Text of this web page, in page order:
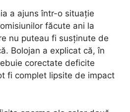
a ajuns într-o situație
făcute ani la
nu puteau fi susținute de
Bolojan a explicat că, în
corectate deficite
fi complet lipsite de impact